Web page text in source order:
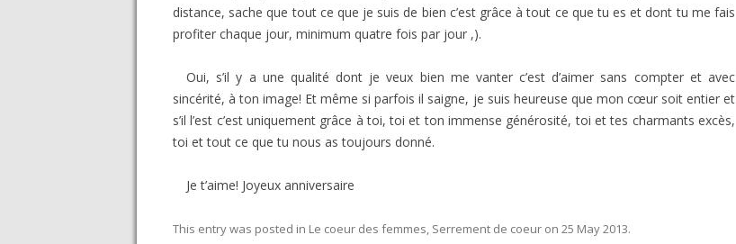
distance, sache que tout ce que je suis de bien c’est grâce à tout ce que tu es et dont tu me fais
profiter chaque jour, minimum quatre fois par jour ,).
Oui, s’il y a une qualité dont je veux bien me vanter c’est d’aimer sans compter et avec
sincérité, à ton image! Et même si parfois il saigne, je suis heureuse que mon cœur soit entier et
s’il l’est c’est uniquement grâce à toi, toi et ton immense générosité, toi et tes charmants excès,
toi et tout ce que tu nous as toujours donné.
Je t’aime! Joyeux anniversaire
This entry was posted in Le coeur des femmes Serrement de coeur on 25 May 2013.